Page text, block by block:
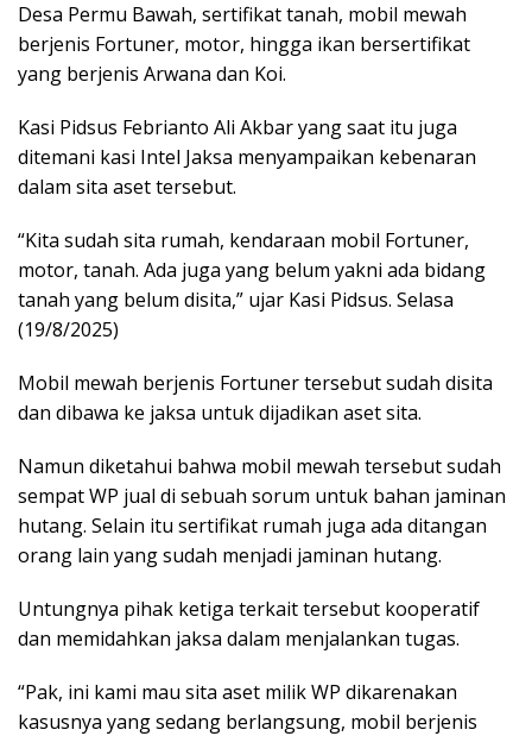
Desa Permu Bawah, sertifikat tanah, mobil mewah
berjenis Fortuner, motor, hingga ikan bersertifikat
yang berjenis Arwana dan Koi.
Kasi Pidsus Febrianto Ali Akbar yang saat itu juga
ditemani kasi Intel Jaksa menyampaikan kebenaran
dalam sita aset tersebut.
“Kita sudah sita rumah, kendaraan mobil Fortuner,
motor, tanah. Ada juga yang belum yakni ada bidang
tanah yang belum disita,” ujar Kasi Pidsus. Selasa
(19/8/2025)
Mobil mewah berjenis Fortuner tersebut sudah disita
dan dibawa ke jaksa untuk dijadikan aset sita.
Namun diketahui bahwa mobil mewah tersebut sudah
sempat WP jual di sebuah sorum untuk bahan jaminan
hutang. Selain itu sertifikat rumah juga ada ditangan
orang lain yang sudah menjadi jaminan hutang.
Untungnya pihak ketiga terkait tersebut kooperatif
dan memidahkan jaksa dalam menjalankan tugas.
“Pak, ini kami mau sita aset milik WP dikarenakan
kasusnya yang sedang berlangsung, mobil berjenis